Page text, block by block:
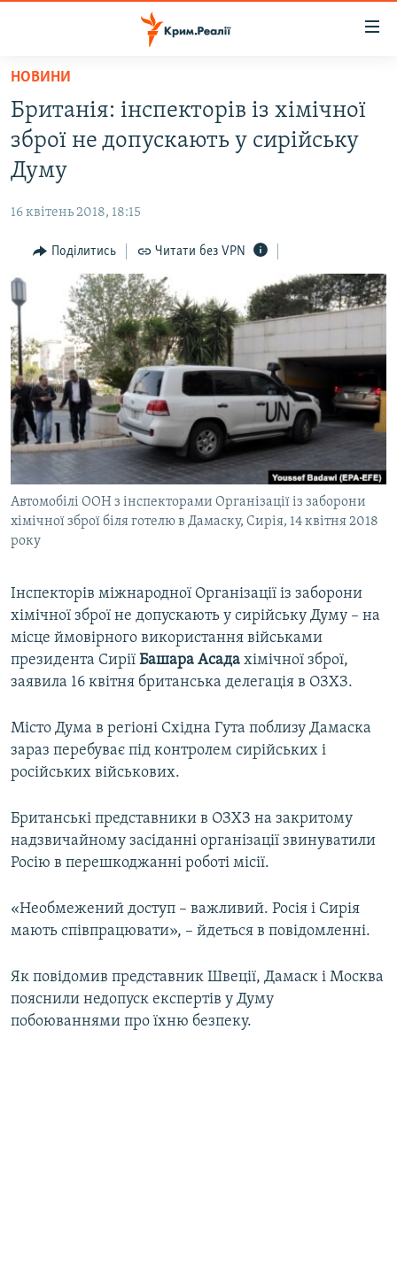
Перейти
основного
матеріалу
Перейти
до
основної
Перейти
пошуку
ВОДА.КРИМ
ВІДЕО ТА ФОТО
БЛОГИ
ПОГЛЯД
ІНТЕРВ'Ю
ВСЕ ЗА ДЕНЬ
СПЕЦПРОЕКТИ
ДЕПОРТАЦІЯ
ВІДЕОУРОКИ «ELIFBE»
СВІДЧЕННЯ ОКУПАЦІЇ
УКРАЇНСЬКА ПРОБЛЕМА КРИМУ
ІНФОГРАФІКА
ЯК ОБІЙТИ БЛОКУВАННЯ
Русский
Qırımtatar
ДОЛУЧАЙСЯ!
Усі сайти RFE/RL
НОВИНИ
Британія: інспекторів із хімічної
зброї не допускають у сирійську
Думу
16 квітень 2018, 18:15
Поділитись Читати без VPN
Автомобілі ООН з інспекторами Організації із заборони
хімічної зброї біля готелю в Дамаску, Сирія, 14 квітня 2018
року
Інспекторів міжнародної Організації із заборони
хімічної зброї не допускають у сирійську Думу – на
місце ймовірного використання військами
президента Сирії Башара Асада хімічної зброї,
заявила 16 квітня британська делегація в ОЗХЗ.
Місто Дума в регіоні Східна Гута поблизу Дамаска
зараз перебуває під контролем сирійських і
російських військових.
Британські представники в ОЗХЗ на закритому
надзвичайному засіданні організації звинуватили
Росію в перешкоджанні роботі місії.
«Необмежений доступ – важливий. Росія і Сирія
мають співпрацювати», – йдеться в повідомленні.
Як повідомив представник Швеції, Дамаск і Москва
пояснили недопуск експертів у Думу
побоюваннями про їхню безпеку.